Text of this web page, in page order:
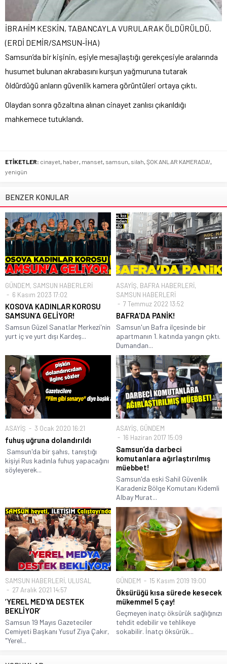
İBRAHİM KESKİN, TABANCAYLA VURULARAK ÖLDÜRÜLDÜ.
(ERDİ DEMİR/SAMSUN-İHA)
Samsun’da bir kişinin, eşiyle mesajlaştığı gerekçesiyle aralarında
husumet bulunan akrabasını kurşun yağmuruna tutarak
öldürdüğü anların güvenlik kamera görüntüleri ortaya çıktı.
Olaydan sonra gözaltına alınan cinayet zanlısı çıkarıldığı
mahkemece tutuklandı.
ETİKETLER: cinayet haber manset samsun silah ŞOK ANLAR KAMERADA!
yenigün
BENZER KONULAR
GÜNDEM, SAMSUN HABERLERİ
6 Kasım 2023 17:02
KOSOVA KADINLAR KOROSU
SAMSUN’A GELİYOR!
Samsun Güzel Sanatlar Merkezi'nin
yurt iç ve yurt dışı Kardeş...
ASAYİŞ, BAFRA HABERLERİ,
SAMSUN HABERLERİ
7 Temmuz 2022 13:52
BAFRA’DA PANİK!
Samsun'un Bafra ilçesinde bir
apartmanın 1. katında yangın çıktı.
Dumandan...
ASAYİŞ 3 Ocak 2020 16:21
fuhuş uğruna dolandırıldı
Samsun'da bir şahıs, tanıştığı
kişiyi Rus kadınla fuhuş yapacağını
söyleyerek...
ASAYİŞ, GÜNDEM
16 Haziran 2017 15:09
Samsun’da darbeci
komutanlara ağırlaştırılmış
müebbet!
Samsun'da eski Sahil Güvenlik
Karadeniz Bölge Komutanı Kıdemli
Albay Murat...
SAMSUN HABERLERİ, ULUSAL
27 Aralık 2021 14:57
‘YEREL MEDYA DESTEK
BEKLİYOR’
Samsun 19 Mayıs Gazeteciler
Cemiyeti Başkanı Yusuf Ziya Çakır,
"Yerel...
GÜNDEM 15 Kasım 2019 19:00
Öksürüğü kısa sürede kesecek
mükemmel 5 çay!
Geçmeyen inatçı öksürük sağlığınızı
tehdit edebilir ve tehlikeye
sokabilir. İnatçı öksürük...